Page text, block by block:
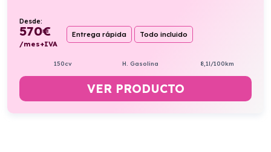
Desde:
570€
/mes+IVA
Entrega rápida Todo incluido
150cv H. Gasolina 8,1l/100km
VER PRODUCTO